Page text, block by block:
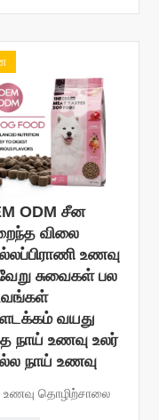
ODM சீன
விலை
உணவு
சுவைகள் பல
வயது
நாய் உணவு உலர்
நாய் உணவு
உணவு தொழிற்சாலை